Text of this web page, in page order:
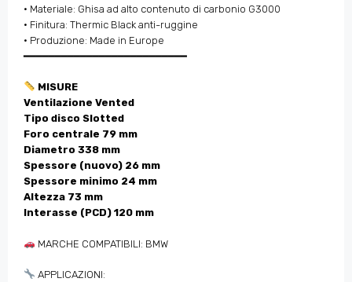
• Materiale: Ghisa ad alto contenuto di carbonio G3000
• Finitura: Thermic Black anti-ruggine
• Produzione: Made in Europe
━━━━━━━━━━━━━━━━━━━━━━━━━━
MISURE
Ventilazione Vented
Tipo disco Slotted
Foro centrale 79 mm
Diametro 338 mm
Spessore (nuovo) 26 mm
Spessore minimo 24 mm
Altezza 73 mm
Interasse (PCD) 120 mm
MARCHE COMPATIBILI: BMW
APPLICAZIONI: